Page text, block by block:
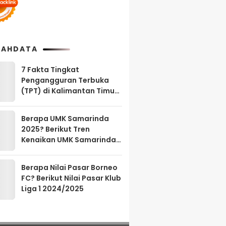
7 Fakta Tingkat
Pengangguran Terbuka
(TPT) di Kalimantan Timur
Berapa UMK Samarinda
2025? Berikut Tren
Kenaikan UMK Samarinda
Berapa Nilai Pasar Borneo
FC? Berikut Nilai Pasar Klub
Liga 1 2024/2025